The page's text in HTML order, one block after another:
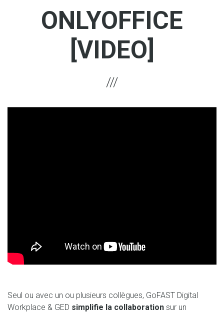
ONLYOFFICE
[VIDEO]
Seul ou avec un ou plusieurs collègues, GoFAST Digital
Workplace & GED simplifie la collaboration sur un